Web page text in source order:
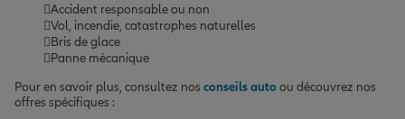
Accident responsable ou non
Vol, incendie, catastrophes naturelles
Bris de glace
Panne mécanique
Pour en savoir plus, consultez nos conseils autoou découvrez nos
offres spécifiques :